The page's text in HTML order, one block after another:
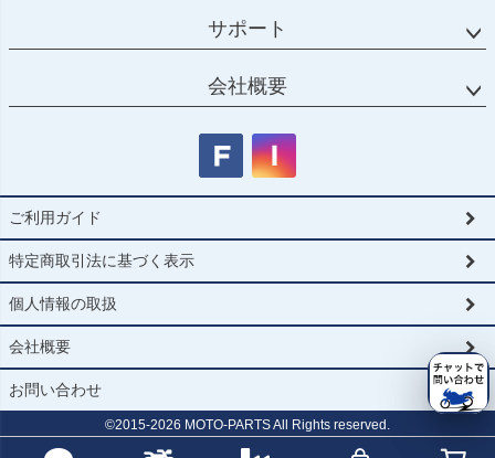
サポート
会社概要
ご利用ガイド
特定商取引法に基づく表示
個人情報の取扱
会社概要
お問い合わせ
©2015-2026 MOTO-PARTS All Rights reserved.